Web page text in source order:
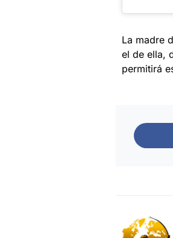
La madre
el de ella,
permitirá